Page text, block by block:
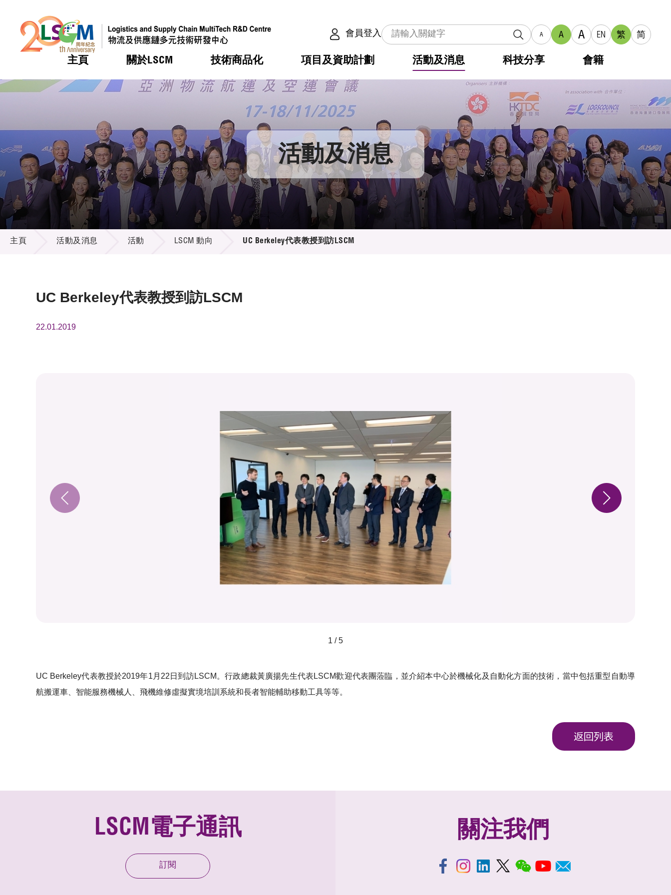
會員登入 A A A EN 繁 简
主頁 關於LSCM
熱門 機構簡介
組織架構
組織架構
董事局
研究顧問
招標通告
技術商品化
熱門 服務
可獲授權之技術
應用於公共服務之創新技術
重點項目
項目及資助計劃
熱門 合作計劃
資助計劃
資助計劃
稅務優惠
申請
評審
徵求研發項目計劃書
項目資料庫
活動及消息
熱門 活動
獎項
新聞中心
媒體報導
新聞稿
資訊中心
多媒體
出版刊物
科技分享 會籍
熱門 會籍及服務
會員列表
會員登入 活動及消息
活動及消息
主頁 活動及消息 活動 LSCM 動向 UC Berkeley代表教授到訪LSCM
UC Berkeley代表教授到訪LSCM
22.01.2019
1 / 5
UC Berkeley代表教授於2019年1月22日到訪LSCM。行政總裁黃廣揚先生代表LSCM歡迎代表團蒞臨，並介紹本中心於機械化及自動化方面的技術，當中包括重型自動導
航搬運車、智能服務機械人、飛機維修虛擬實境培訓系統和長者智能輔助移動工具等等。
返回列表
LSCM電子通訊
訂閱
關注我們